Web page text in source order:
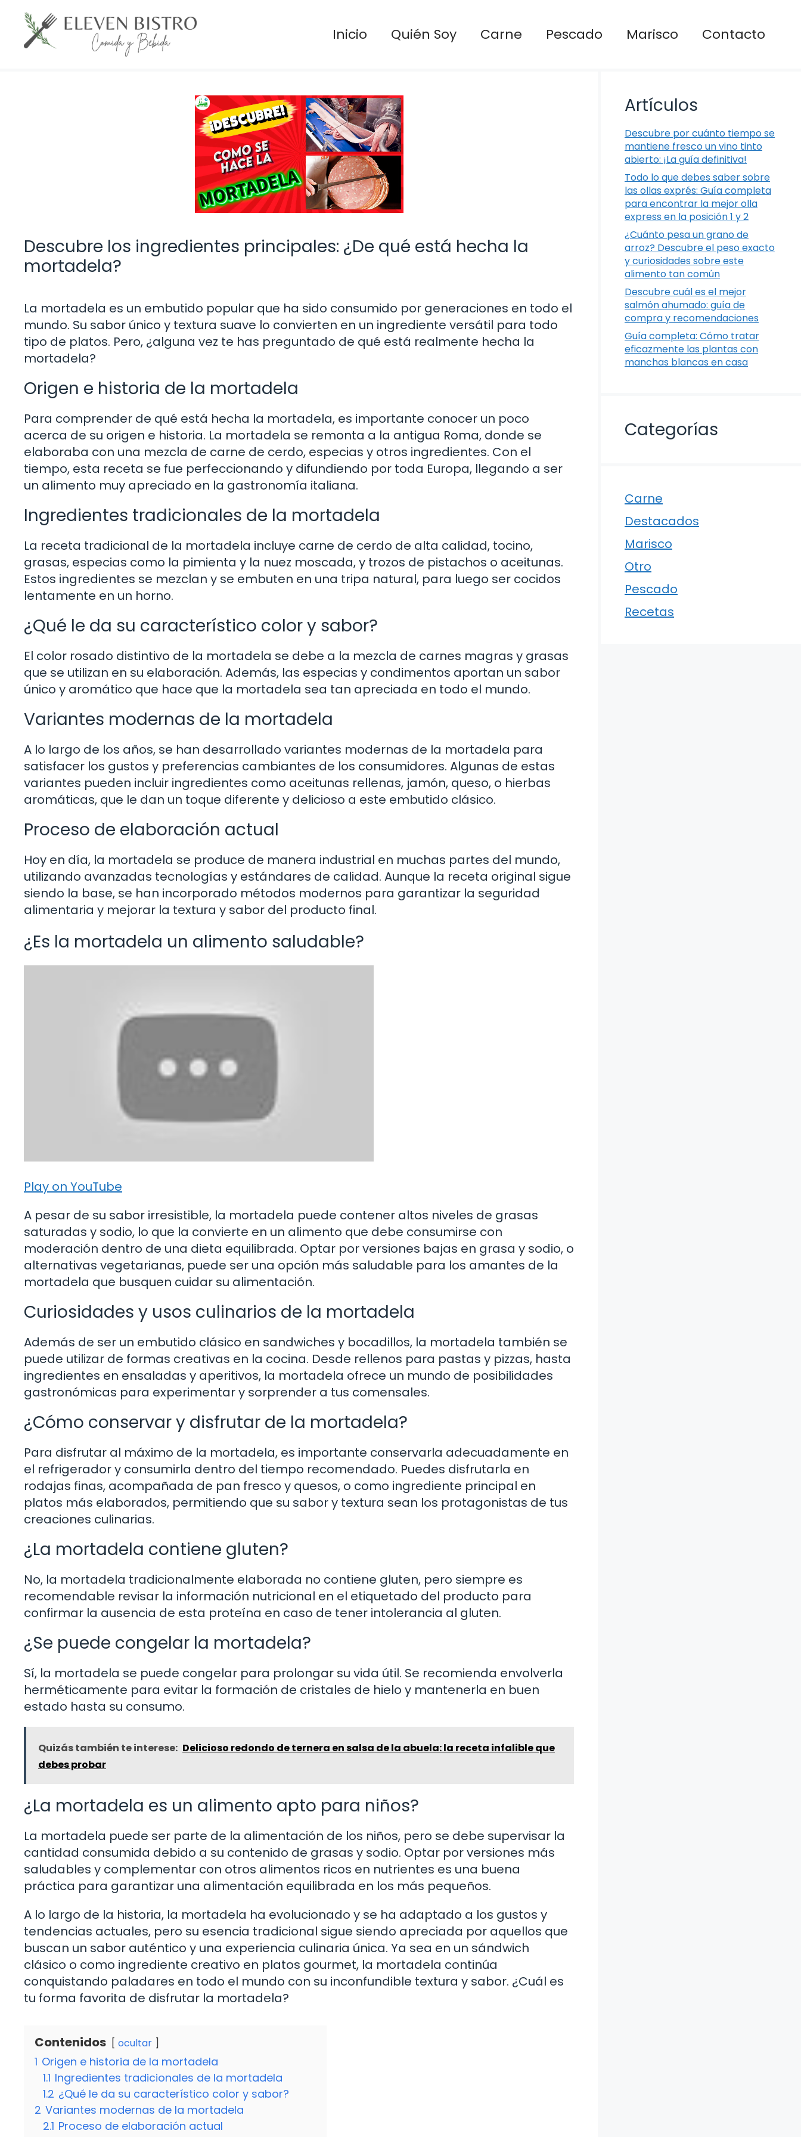
Saltar
contenido
Inicio Quién Soy Carne Pescado Marisco Contacto
Descubre los ingredientes principales: ¿De qué está hecha la
mortadela?
La mortadela es un embutido popular que ha sido consumido por generaciones en todo el
mundo. Su sabor único y textura suave lo convierten en un ingrediente versátil para todo
tipo de platos. Pero, ¿alguna vez te has preguntado de qué está realmente hecha la
mortadela?
Origen e historia de la mortadela
Para comprender de qué está hecha la mortadela, es importante conocer un poco
acerca de su origen e historia. La mortadela se remonta a la antigua Roma, donde se
elaboraba con una mezcla de carne de cerdo, especias y otros ingredientes. Con el
tiempo, esta receta se fue perfeccionando y difundiendo por toda Europa, llegando a ser
un alimento muy apreciado en la gastronomía italiana.
Ingredientes tradicionales de la mortadela
La receta tradicional de la mortadela incluye carne de cerdo de alta calidad, tocino,
grasas, especias como la pimienta y la nuez moscada, y trozos de pistachos o aceitunas.
Estos ingredientes se mezclan y se embuten en una tripa natural, para luego ser cocidos
lentamente en un horno.
¿Qué le da su característico color y sabor?
El color rosado distintivo de la mortadela se debe a la mezcla de carnes magras y grasas
que se utilizan en su elaboración. Además, las especias y condimentos aportan un sabor
único y aromático que hace que la mortadela sea tan apreciada en todo el mundo.
Variantes modernas de la mortadela
A lo largo de los años, se han desarrollado variantes modernas de la mortadela para
satisfacer los gustos y preferencias cambiantes de los consumidores. Algunas de estas
variantes pueden incluir ingredientes como aceitunas rellenas, jamón, queso, o hierbas
aromáticas, que le dan un toque diferente y delicioso a este embutido clásico.
Proceso de elaboración actual
Hoy en día, la mortadela se produce de manera industrial en muchas partes del mundo,
utilizando avanzadas tecnologías y estándares de calidad. Aunque la receta original sigue
siendo la base, se han incorporado métodos modernos para garantizar la seguridad
alimentaria y mejorar la textura y sabor del producto final.
¿Es la mortadela un alimento saludable?
Play on YouTube
A pesar de su sabor irresistible, la mortadela puede contener altos niveles de grasas
saturadas y sodio, lo que la convierte en un alimento que debe consumirse con
moderación dentro de una dieta equilibrada. Optar por versiones bajas en grasa y sodio, o
alternativas vegetarianas, puede ser una opción más saludable para los amantes de la
mortadela que busquen cuidar su alimentación.
Curiosidades y usos culinarios de la mortadela
Además de ser un embutido clásico en sandwiches y bocadillos, la mortadela también se
puede utilizar de formas creativas en la cocina. Desde rellenos para pastas y pizzas, hasta
ingredientes en ensaladas y aperitivos, la mortadela ofrece un mundo de posibilidades
gastronómicas para experimentar y sorprender a tus comensales.
¿Cómo conservar y disfrutar de la mortadela?
Para disfrutar al máximo de la mortadela, es importante conservarla adecuadamente en
el refrigerador y consumirla dentro del tiempo recomendado. Puedes disfrutarla en
rodajas finas, acompañada de pan fresco y quesos, o como ingrediente principal en
platos más elaborados, permitiendo que su sabor y textura sean los protagonistas de tus
creaciones culinarias.
¿La mortadela contiene gluten?
No, la mortadela tradicionalmente elaborada no contiene gluten, pero siempre es
recomendable revisar la información nutricional en el etiquetado del producto para
confirmar la ausencia de esta proteína en caso de tener intolerancia al gluten.
¿Se puede congelar la mortadela?
Sí, la mortadela se puede congelar para prolongar su vida útil. Se recomienda envolverla
herméticamente para evitar la formación de cristales de hielo y mantenerla en buen
estado hasta su consumo.
Quizás también te interese: Delicioso redondo de ternera en salsa de la abuela: la receta infalible que
debes probar
¿La mortadela es un alimento apto para niños?
La mortadela puede ser parte de la alimentación de los niños, pero se debe supervisar la
cantidad consumida debido a su contenido de grasas y sodio. Optar por versiones más
saludables y complementar con otros alimentos ricos en nutrientes es una buena
práctica para garantizar una alimentación equilibrada en los más pequeños.
A lo largo de la historia, la mortadela ha evolucionado y se ha adaptado a los gustos y
tendencias actuales, pero su esencia tradicional sigue siendo apreciada por aquellos que
buscan un sabor auténtico y una experiencia culinaria única. Ya sea en un sándwich
clásico o como ingrediente creativo en platos gourmet, la mortadela continúa
conquistando paladares en todo el mundo con su inconfundible textura y sabor. ¿Cuál es
tu forma favorita de disfrutar la mortadela?
Contenidos ocultar
1 Origen e historia de la mortadela
1.1 Ingredientes tradicionales de la mortadela
1.2 ¿Qué le da su característico color y sabor?
2 Variantes modernas de la mortadela
2.1 Proceso de elaboración actual
Artículos
Descubre por cuánto tiempo se
mantiene fresco un vino tinto
abierto: ¡La guía definitiva!
Todo lo que debes saber sobre
las ollas exprés: Guía completa
para encontrar la mejor olla
express en la posición 1 y 2
¿Cuánto pesa un grano de
arroz? Descubre el peso exacto
y curiosidades sobre este
alimento tan común
Descubre cuál es el mejor
salmón ahumado: guía de
compra y recomendaciones
Guía completa: Cómo tratar
eficazmente las plantas con
manchas blancas en casa
Categorías
Carne
Destacados
Marisco
Otro
Pescado
Recetas